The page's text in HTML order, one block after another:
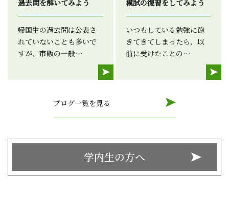
過去問を解いてみよう
帰国生の過去問は公表さ
れていないことも多いで
すが、市販の一般…
模試の復習をしてみよう
いつもしている勉強に飽
きてきてしまったら、以
前に受けたことの…
ブログ一覧を見る
学内生の方へ